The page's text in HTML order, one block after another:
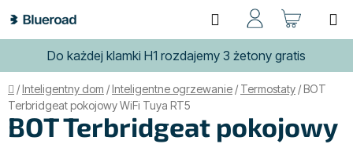
do
treści
Do każdej klamki H1 rozdajemy 3 żetony gratis
Szukaj
Home
/Inteligentny dom /Inteligentne ogrzewanie / Termostaty /BOT
Terbridgeat pokojowy WiFi Tuya RT5
BOT Terbridgeat pokojowy